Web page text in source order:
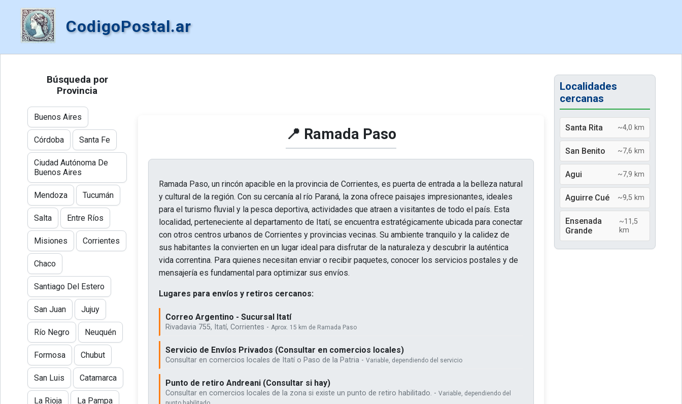
CodigoPostal.ar
📍 Ramada Paso
Ramada Paso, un rincón apacible en la provincia de Corrientes, es puerta de entrada a la belleza natural
y cultural de la región. Con su cercanía al río Paraná, la zona ofrece paisajes impresionantes, ideales
para el turismo fluvial y la pesca deportiva, actividades que atraen a visitantes de todo el país. Esta
localidad, perteneciente al departamento de Itatí, se encuentra estratégicamente ubicada para conectar
con otros centros urbanos de Corrientes y provincias vecinas. Su ambiente tranquilo y la calidez de
sus habitantes la convierten en un lugar ideal para disfrutar de la naturaleza y descubrir la auténtica
vida correntina. Para quienes necesitan enviar o recibir paquetes, conocer los servicios postales y de
mensajería es fundamental para optimizar sus envíos.
Lugares para envíos y retiros cercanos:
Correo Argentino - Sucursal Itatí
Rivadavia 755, Itatí, Corrientes - Aprox. 15 km de Ramada Paso
Servicio de Envíos Privados (Consultar en comercios locales)
Consultar en comercios locales de Itatí o Paso de la Patria - Variable, dependiendo del servicio
Punto de retiro Andreani (Consultar si hay)
Consultar en comercios locales de la zona si existe un punto de retiro habilitado. - Variable, dependiendo del
Búsqueda por
Provincia
Buenos Aires
Córdoba Santa Fe
Ciudad Autónoma De
Buenos Aires
Mendoza Tucumán
Salta Entre Ríos
Misiones Corrientes
Chaco
Santiago Del Estero
San Juan Jujuy
Río Negro Neuquén
Formosa Chubut
San Luis Catamarca
La Rioja La Pampa
Localidades
cercanas
Santa Rita ~4,0 km
San Benito ~7,6 km
Agui ~7,9 km
Aguirre Cué ~9,5 km
Ensenada
Grande
~11,5
km